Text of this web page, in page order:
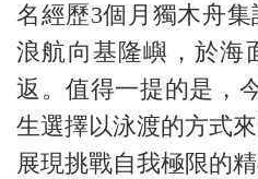
名經歷3個月獨木舟
浪航向基隆嶼，於海
返。值得一提的是，
生選擇以泳渡的方式
展現挑戰自我極限的精